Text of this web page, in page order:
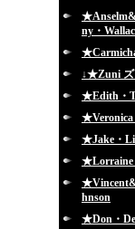
ny・
↓★Zuni
★Edith・
★Veronica
★Jake・
★Lorraine
hnson
★Don・